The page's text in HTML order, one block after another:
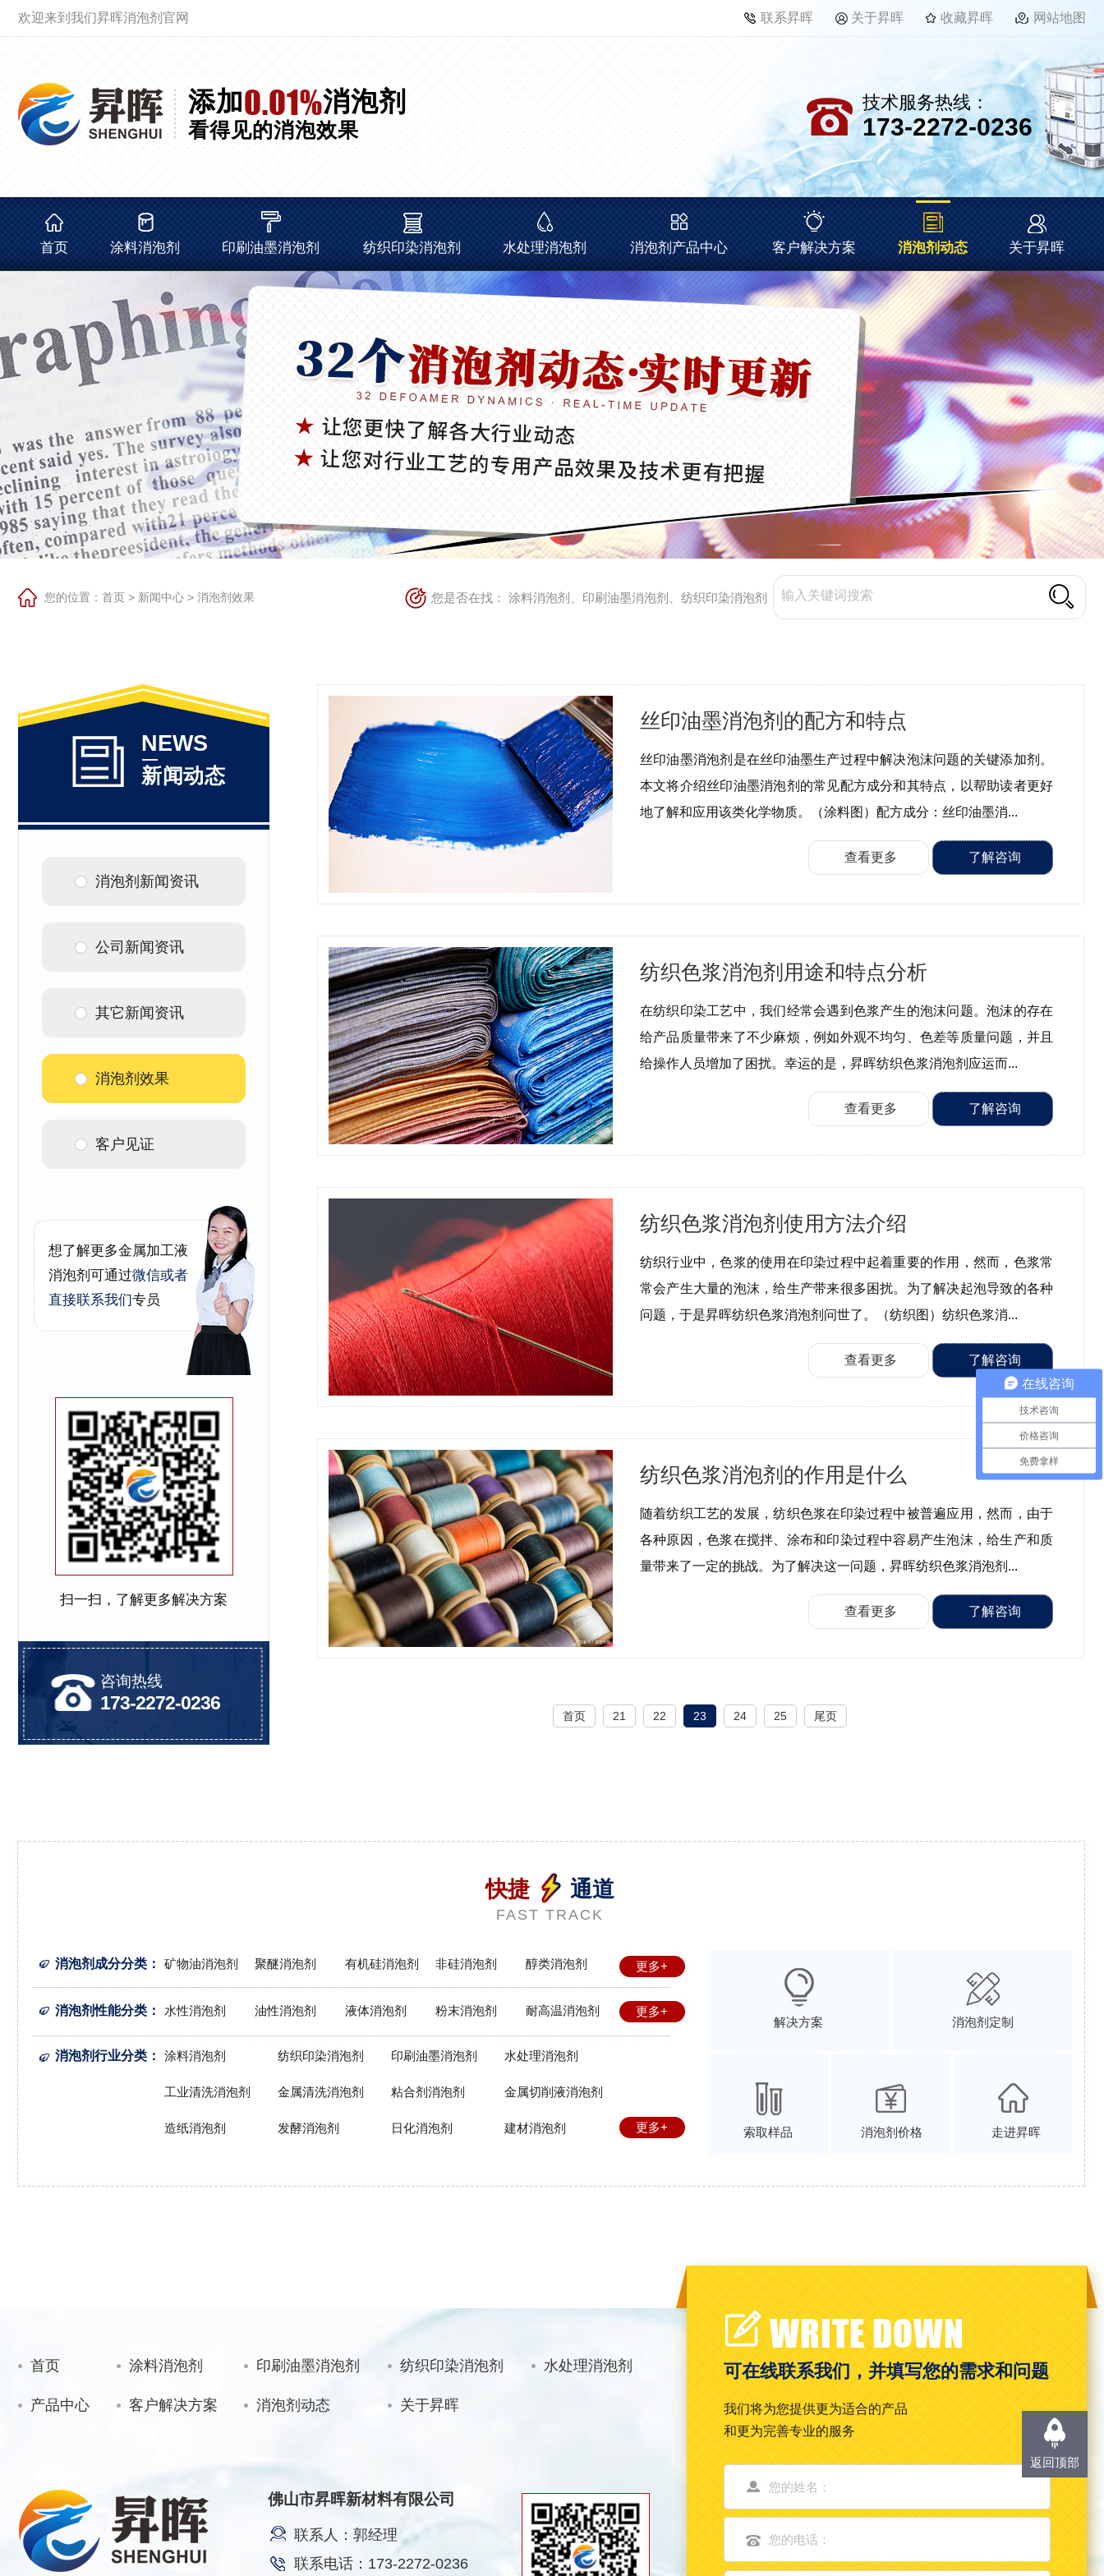
欢迎来到我们昇晖消泡剂官网 联系昇晖 关于昇晖 收藏昇晖 网站地图
添加0.01%消泡剂
看得见的消泡效果
技术服务热线：
173-2272-0236
首页 涂料消泡剂 印刷油墨消泡剂 纺织印染消泡剂 水处理消泡剂 消泡剂产品中心 客户解决方案 消泡剂动态 关于昇晖
您的位置： 首页 > 新闻中心 > 消泡剂效果 您是否在找： 涂料消泡剂 印刷油墨消泡剂 纺织印染消泡剂
NEWS
新闻动态
消泡剂新闻资讯
公司新闻资讯
其它新闻资讯
消泡剂效果
客户见证
想了解更多金属加工液
消泡剂可通过微信或者
直接联系我们专员
扫一扫，了解更多解决方案
咨询热线
173-2272-0236
丝印油墨消泡剂的配方和特点
丝印油墨消泡剂是在丝印油墨生产过程中解决泡沫问题的关键添加剂。
本文将介绍丝印油墨消泡剂的常见配方成分和其特点，以帮助读者更好
地了解和应用该类化学物质。（涂料图）配方成分：丝印油墨消...
查看更多 了解咨询
纺织色浆消泡剂用途和特点分析
在纺织印染工艺中，我们经常会遇到色浆产生的泡沫问题。泡沫的存在
给产品质量带来了不少麻烦，例如外观不均匀、色差等质量问题，并且
给操作人员增加了困扰。幸运的是，昇晖纺织色浆消泡剂应运而...
查看更多 了解咨询
纺织色浆消泡剂使用方法介绍
纺织行业中，色浆的使用在印染过程中起着重要的作用，然而，色浆常
常会产生大量的泡沫，给生产带来很多困扰。为了解决起泡导致的各种
问题，于是昇晖纺织色浆消泡剂问世了。（纺织图）纺织色浆消...
查看更多 了解咨询
纺织色浆消泡剂的作用是什么
随着纺织工艺的发展，纺织色浆在印染过程中被普遍应用，然而，由于
各种原因，色浆在搅拌、涂布和印染过程中容易产生泡沫，给生产和质
量带来了一定的挑战。为了解决这一问题，昇晖纺织色浆消泡剂...
查看更多 了解咨询
首页 21 22 23 24 25 尾页
快捷通道
FAST TRACK
消泡剂成分分类 ： 矿物油消泡剂 聚醚消泡剂 有机硅消泡剂 非硅消泡剂 醇类消泡剂 更多+
消泡剂性能分类 ： 水性消泡剂 油性消泡剂 液体消泡剂 粉末消泡剂 耐高温消泡剂 更多+
消泡剂行业分类 ： 涂料消泡剂 纺织印染消泡剂 印刷油墨消泡剂 水处理消泡剂
工业清洗消泡剂 金属清洗消泡剂 粘合剂消泡剂 金属切削液消泡剂
造纸消泡剂 发酵消泡剂 日化消泡剂 建材消泡剂 更多+
解决方案 消泡剂定制
索取样品 消泡剂价格 走进昇晖
首页 涂料消泡剂 印刷油墨消泡剂 纺织印染消泡剂 水处理消泡剂
产品中心 客户解决方案 消泡剂动态 关于昇晖
佛山市昇晖新材料有限公司
联系人：郭经理
联系电话：173-2272-0236
WRITE DOWN
可在线联系我们，并填写您的需求和问题
我们将为您提供更为适合的产品
和更为完善专业的服务
返回顶部
在线咨询
技术咨询
价格咨询
免费拿样